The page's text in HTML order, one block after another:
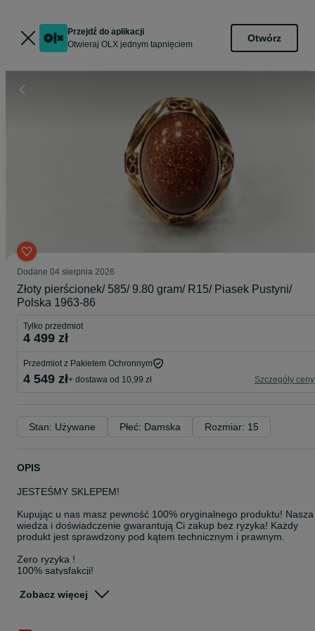
Przejdź do aplikacji
Otwieraj OLX jednym tapnięciem
Otwórz
Dodane 04 sierpnia 2026
Złoty pierścionek/ 585/ 9.80 gram/ R15/ Piasek Pustyni/
Polska 1963-86
Tylko przedmiot
4 499 zł
Przedmiot z Pakietem Ochronnym
4 549 zł+ dostawa od 10,99 zł Szczegóły ceny
Stan: Używane Płeć: Damska Rozmiar: 15
OPIS
JESTEŚMY SKLEPEM!
Kupując u nas masz pewność 100% oryginalnego produktu! Nasza
wiedza i doświadczenie gwarantują Ci zakup bez ryzyka! Każdy
produkt jest sprawdzony pod kątem technicznym i prawnym.
Zero ryzyka !
100% satysfakcji!
WSZYSTKIE SPRZEDAWANE PRODUKTY POCHODZĄ W 100% Z
Zobacz więcej